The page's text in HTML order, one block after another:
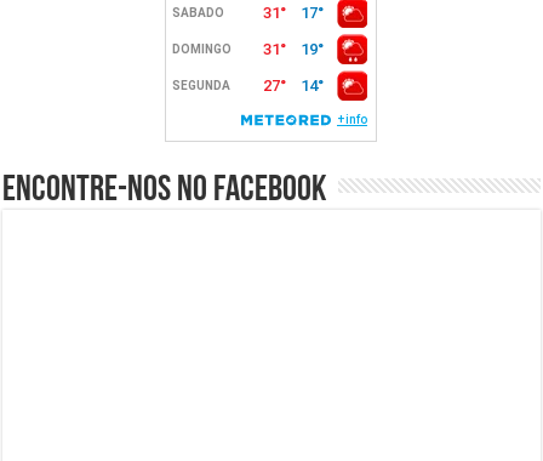
Encontre-nos no Facebook